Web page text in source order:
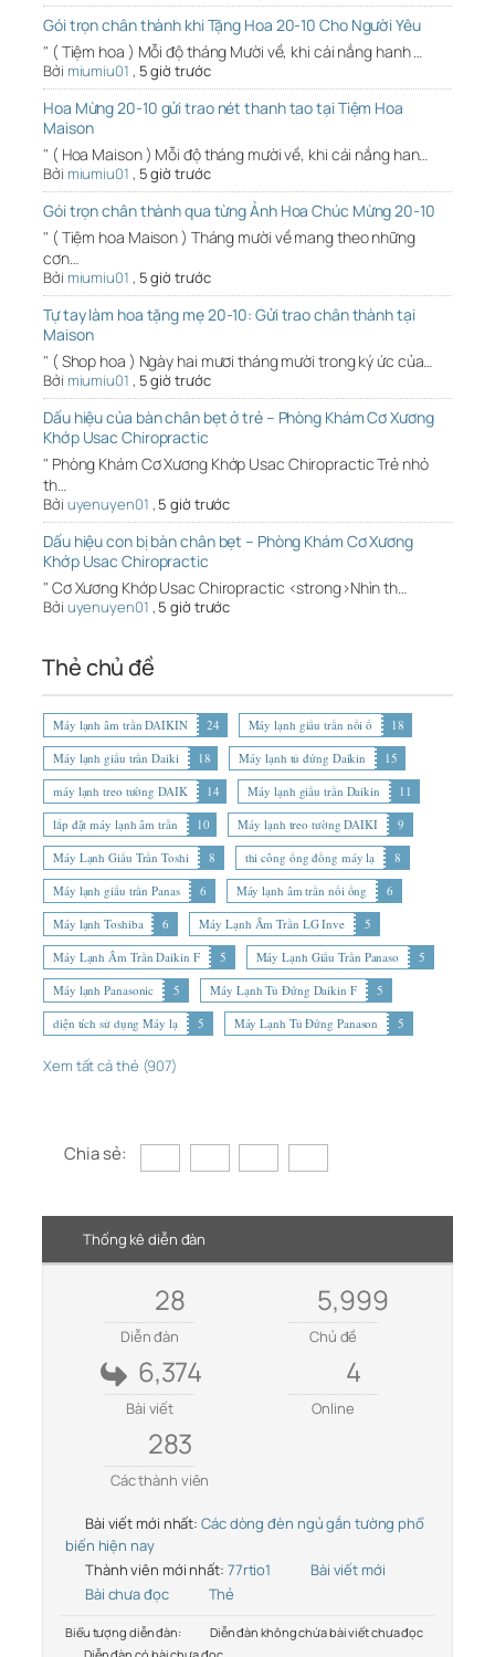
Gói trọn chân thành khi Tặng Hoa 20-10 Cho Người Yêu
" ( Tiệm hoa ) Mỗi độ tháng Mười về, khi cái nắng hanh …
Bởi miumiu01 , 5 giờ trước
Hoa Mừng 20-10 gửi trao nét thanh tao tại Tiệm Hoa
Maison
" ( Hoa Maison ) Mỗi độ tháng mười về, khi cái nắng han…
Bởi miumiu01 , 5 giờ trước
Gói trọn chân thành qua từng Ảnh Hoa Chúc Mừng 20-10
" ( Tiệm hoa Maison ) Tháng mười về mang theo những
cơn…
Bởi miumiu01 , 5 giờ trước
Tự tay làm hoa tặng mẹ 20-10: Gửi trao chân thành tại
Maison
" ( Shop hoa ) Ngày hai mươi tháng mười trong ký ức của…
Bởi miumiu01 , 5 giờ trước
Dấu hiệu của bàn chân bẹt ở trẻ – Phòng Khám Cơ Xương
Khớp Usac Chiropractic
" Phòng Khám Cơ Xương Khớp Usac Chiropractic Trẻ nhỏ
th…
Bởi uyenuyen01 , 5 giờ trước
Dấu hiệu con bị bàn chân bẹt – Phòng Khám Cơ Xương
Khớp Usac Chiropractic
" Cơ Xương Khớp Usac Chiropractic <strong>Nhìn th…
Bởi uyenuyen01 , 5 giờ trước
Thẻ chủ đề
Máy lạnh âm trần DAIKIN 24 Máy lạnh giấu trần nối ố
18
Máy lạnh giấu trần Daiki
18 Máy lạnh tủ đứng Daikin
15
máy lạnh treo tường DAIK
14 Máy lạnh giấu trần Daikin
11
lắp đặt máy lạnh âm trần
10 Máy lạnh treo tường DAIKI
9
Máy Lạnh Giấu Trần Toshi
8 thi công ống đồng máy lạ
8
Máy lạnh giấu trần Panas
6 Máy lạnh âm trần nối ống
6
Máy lạnh Toshiba
6 Máy Lạnh Âm Trần LG Inve
5
Máy Lạnh Âm Trần Daikin F
5 Máy Lạnh Giấu Trần Panaso
5
Máy lạnh Panasonic
5 Máy Lạnh Tủ Đứng Daikin F
5
diện tích sử dụng Máy lạ
5 Máy Lạnh Tủ Đứng Panason 5
Xem tất cả thẻ (907)
Chia sẻ:
Thống kê diễn đàn
28
Diễn đàn
5,999
Chủ đề
6,374
Bài viết
4
Online
283
Các thành viên
Bài viết mới nhất: Các dòng đèn ngủ gắn tường phổ
biến hiện nay
Thành viên mới nhất: 77rtio1
Bài viết mới
Bài chưa đọc
Thẻ
Biểu tượng diễn đàn:
Diễn đàn không chứa bài viết chưa đọc